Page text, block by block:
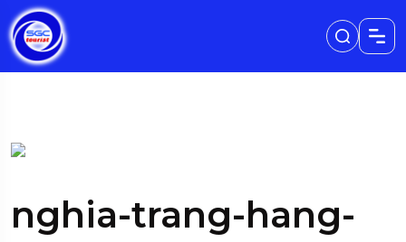
nghia-trang-hang-